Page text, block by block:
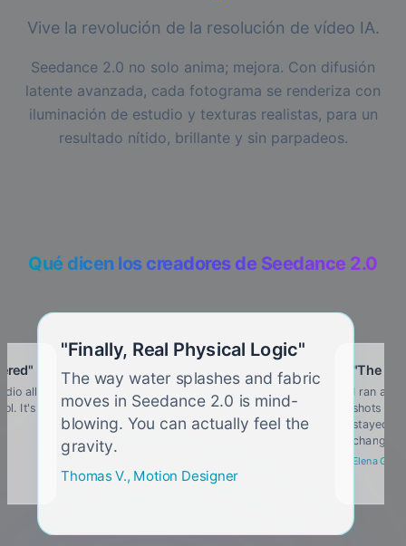
Vive la revolución de la resolución de vídeo IA.
Seedance 2.0 no solo anima; mejora. Con difusión
latente avanzada, cada fotograma se renderiza con
iluminación de estudio y texturas realistas, para un
resultado nítido, brillante y sin parpadeos.
Qué dicen los creadores de Seedance 2.0
"
all
It's
"Finally, Real Physical Logic"
The way water splashes and fabric
moves in Seedance 2.0 is mind-
blowing. You can actually feel the
gravity.
Thomas V., Motion Designer
"The
I ran a
shots
stayed
changer.
Elena G.,